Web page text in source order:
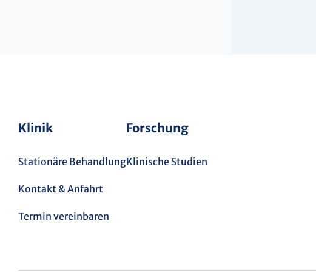
Klinik
Stationäre Behandlung
Kontakt & Anfahrt
Termin vereinbaren
Forschung
Klinische Studien